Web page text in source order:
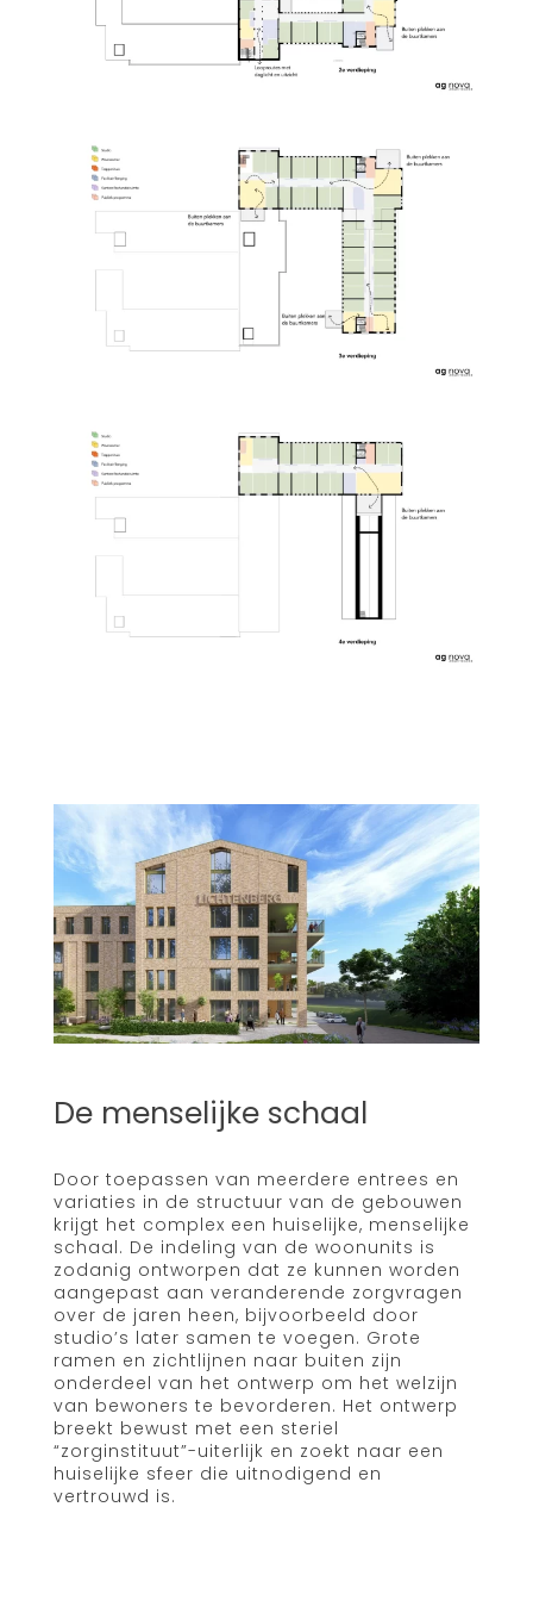
De menselijke schaal
Door toepassen van meerdere entrees en
variaties in de structuur van de gebouwen
krijgt het complex een huiselijke, menselijke
schaal. De indeling van de woonunits is
zodanig ontworpen dat ze kunnen worden
aangepast aan veranderende zorgvragen
over de jaren heen, bijvoorbeeld door
studio’s later samen te voegen. Grote
ramen en zichtlijnen naar buiten zijn
onderdeel van het ontwerp om het welzijn
van bewoners te bevorderen. Het ontwerp
breekt bewust met een steriel
“zorginstituut”-uiterlijk en zoekt naar een
huiselijke sfeer die uitnodigend en
vertrouwd is.